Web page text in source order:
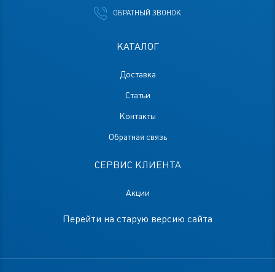
КАТАЛОГ
Доставка
Статьи
Контакты
Обратная связь
СЕРВИС КЛИЕНТА
Акции
Перейти на старую версию сайта
ОБРАТНЫЙ ЗВОНОК